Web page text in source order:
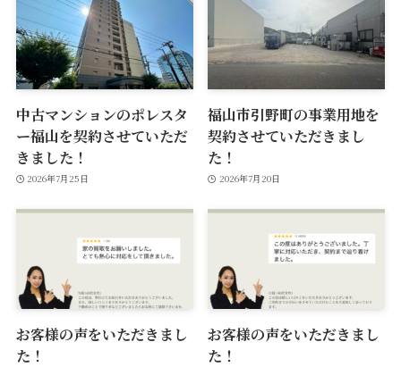
中古マンションのポレスタ
ー福山を契約させていただ
きました！
2026年7月25日
福山市引野町の事業用地を
契約させていただきまし
た！
2026年7月20日
お客様の声をいただきまし
た！
お客様の声をいただきまし
た！